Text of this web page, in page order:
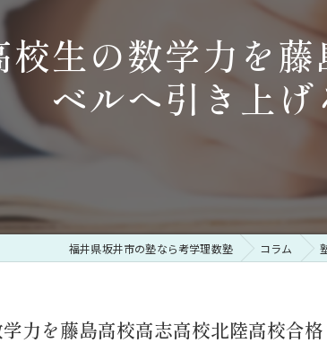
生の数学力を
ベルへ引き上
福井県坂井市の塾なら考学理数塾 コラム
力を藤島高校高志高校北陸高校合